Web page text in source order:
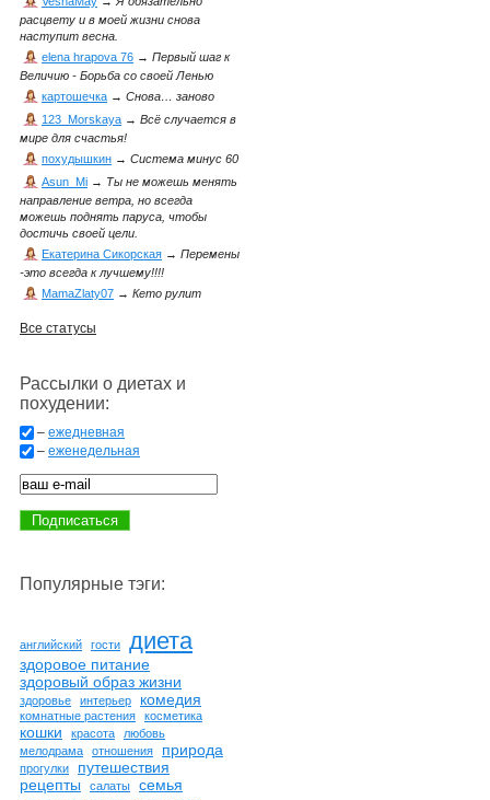
расцвету и в моей жизни снова
наступит весна.
elena hrapova 76 → Первый шаг к
Величию - Борьба со своей Ленью
картошечка → Снова… заново
123_Morskaya → Всё случается в
мире для счастья!
похудышкин → Система минус 60
Asun_Mi → Ты не можешь менять
направление ветра, но всегда
можешь поднять паруса, чтобы
достичь своей цели.
Екатерина Сикорская → Перемены
-это всегда к лучшему!!!!
MamaZlaty07 → Кето рулит
Все статусы
Рассылки о диетах и
похудении:
– ежедневная
– еженедельная
Популярные тэги:
английский гости диета
здоровое питание
здоровый образ жизни
здоровье интерьер комедия
комнатные растения косметика
кошки красота
любовь
мелодрама
отношения природа
прогулки
путешествия
рецепты
салаты семья